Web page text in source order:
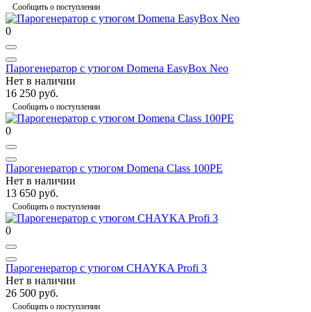
Сообщить о поступлении
0
Парогенератор с утюгом Domena EasyBox Neo
Нет в наличии
16 250 руб.
Сообщить о поступлении
0
Парогенератор с утюгом Domena Class 100PE
Нет в наличии
13 650 руб.
Сообщить о поступлении
0
Парогенератор с утюгом CHAYKA Profi 3
Нет в наличии
26 500 руб.
Сообщить о поступлении